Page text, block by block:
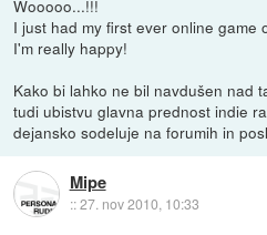
Wooooo...!!!
I just had my first ever online game
I'm really happy!
Kako bi lahko ne bil navdušen nad
tudi ubistvu glavna prednost indie
dejansko sodeluje na forumih in
Mipe
::27. nov 2010, 10:33